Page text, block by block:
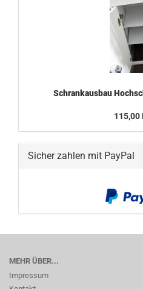
Schrankausbau
115,00
Sicher zahlen mit PayPal
MEHR ÜBER...
Impressum